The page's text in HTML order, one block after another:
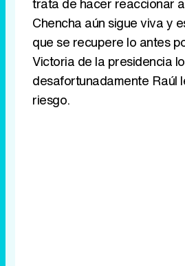
trata de hacer reaccionar
Chencha aún sigue viva y
que se recupere lo antes
Victoria de la presidencia
desafortunadamente Raúl
riesgo.